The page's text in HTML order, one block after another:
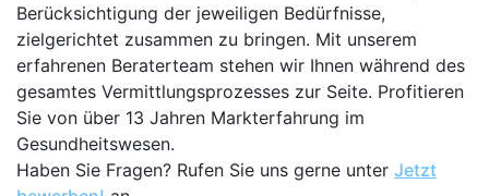
Berücksichtigung der jeweiligen Bedürfnisse,
zielgerichtet zusammen zu bringen. Mit unserem
erfahrenen Beraterteam stehen wir Ihnen während des
gesamtes Vermittlungsprozesses zur Seite. Profitieren
Sie von über 13 Jahren Markterfahrung im
Gesundheitswesen.
Haben Sie Fragen? Rufen Sie uns gerne unter Jetzt